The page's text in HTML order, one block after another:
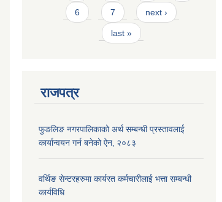
6 7 next ›
last »
राजपत्र
फुङलिङ नगरपालिकाको अर्थ सम्बन्धी प्रस्तावलाई
कार्यान्वयन गर्न बनेको ऐन‚ २०८३
वर्थिङ सेन्टरहरुमा कार्यरत कर्मचारीलाई भत्ता सम्बन्धी
कार्यविधि